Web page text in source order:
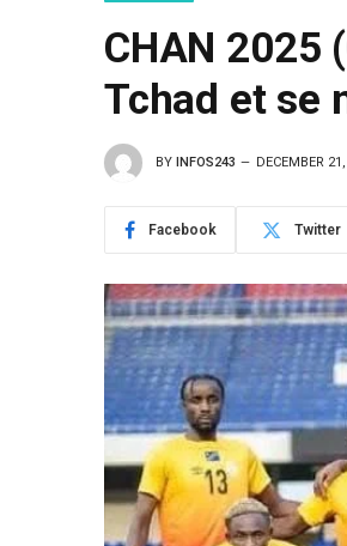
CHAN 2025
Tchad et se
BY INFOS243 DECEMBER
Facebook Twitter